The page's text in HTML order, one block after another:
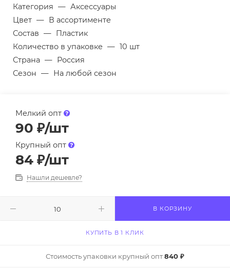
Категория — Аксессуары
Цвет — В ассортименте
Состав — Пластик
Количество в упаковке — 10 шт
Страна — Россия
Сезон — На любой сезон
Мелкий опт
90 ₽/шт
Крупный опт
84 ₽/шт
Нашли дешевле?
В КОРЗИНУ
КУПИТЬ В 1 КЛИК
Стоимость упаковки крупный опт840 ₽